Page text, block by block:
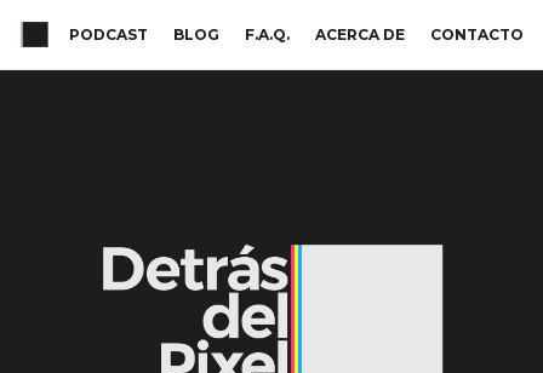
PODCAST BLOG F.A.Q. ACERCA DE CONTACTO